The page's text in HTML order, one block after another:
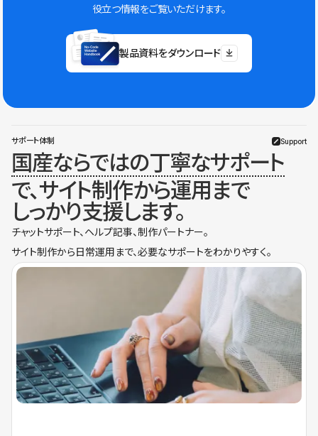
役立つ情報をご覧いただけます。
製品資料をダウンロード
サポート体制 Support
国産ならではの丁寧なサポート
で、サイト制作から運用まで
しっかり支援します。
チャットサポート、ヘルプ記事、制作パートナー。
サイト制作から日常運用まで、必要なサポートをわかりやすく。